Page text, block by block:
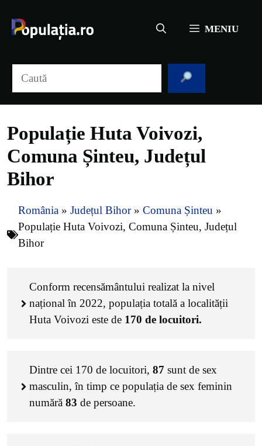
conținut
MENIU
Populație Huta Voivozi,
Comuna Șinteu, Județul
Bihor
România » Județul Bihor» Comuna Șinteu »
Populație Huta Voivozi, Comuna Șinteu, Județul
Bihor
Conform recensământului realizat la nivel
național în 2022, populația totală a localității
Huta Voivozi este de 170 de locuitori.
Dintre cei 170 de locuitori, 87 sunt de sex
masculin, în timp ce populația de sex feminin
numără 83 de persoane.